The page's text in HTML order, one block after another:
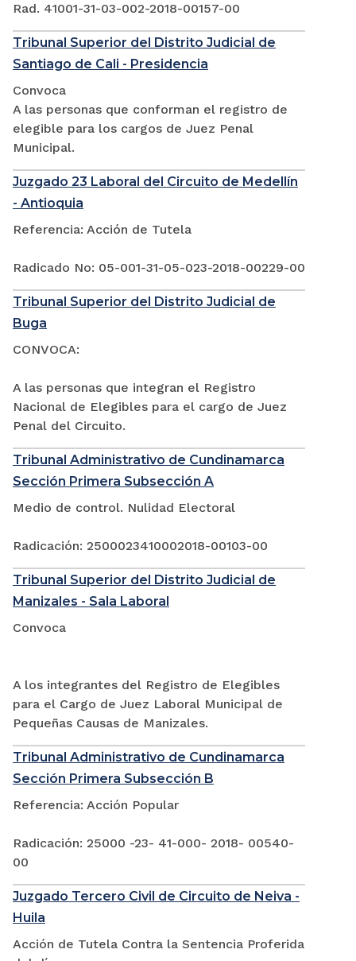
Rad. 41001-31-03-002-2018-00157-00
Tribunal Superior del Distrito Judicial de
Santiago de Cali - Presidencia
Convoca
A las personas que conforman el registro de
elegible para los cargos de Juez Penal
Municipal.
Juzgado 23 Laboral del Circuito de Medellín
- Antioquia
Referencia: Acción de Tutela
Radicado No: 05-001-31-05-023-2018-00229-00
Tribunal Superior del Distrito Judicial de
Buga
CONVOCA:
A las personas que integran el Registro
Nacional de Elegibles para el cargo de Juez
Penal del Circuito.
Tribunal Administrativo de Cundinamarca
Sección Primera Subsección A
Medio de control. Nulidad Electoral
Radicación: 2500023410002018-00103-00
Tribunal Superior del Distrito Judicial de
Manizales - Sala Laboral
Convoca
A los integrantes del Registro de Elegibles
para el Cargo de Juez Laboral Municipal de
Pequeñas Causas de Manizales.
Tribunal Administrativo de Cundinamarca
Sección Primera Subsección B
Referencia: Acción Popular
Radicación: 25000 -23- 41-000- 2018- 00540-
00
Juzgado Tercero Civil de Circuito de Neiva -
Huila
Acción de Tutela Contra la Sentencia Proferida